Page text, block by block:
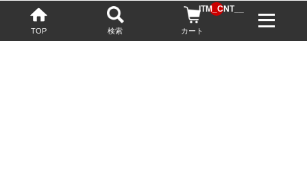
TOP 検索 カート
__ITM_CNT__